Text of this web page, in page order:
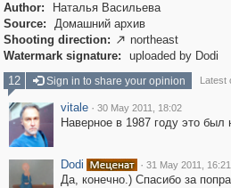
Author:
Наталья Васильева
Source:
Домашний архив
Shooting direction:  northeast
Watermark signature:
uploaded by Dodi
12
Sign in to share your opinion Latest
vitale · 30 May 2011, 18:02
Наверное в 1987 году это был
Dodi · 31 May 2011, 16:21
Да, конечно.) Спасибо за